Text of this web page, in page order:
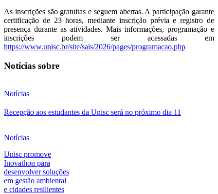
As inscrições são gratuitas e seguem abertas. A participação garante
certificação de 23 horas, mediante inscrição prévia e registro de
presença durante as atividades. Mais informações, programação e
inscrições podem ser acessadas em
https://www.unisc.br/site/sais/2026/pages/programacao.php
Notícias sobre
Notícias
Recepção aos estudantes da Unisc será no próximo dia 11
Notícias
Unisc promove
Inovathon para
desenvolver soluções
em gestão ambiental
e cidades resilientes